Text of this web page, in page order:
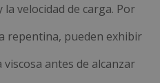
velocidad de carga. Por
repentina, pueden exhibir
antes de alcanzar